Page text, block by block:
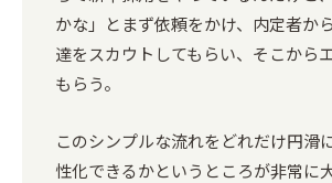
かな」とまず依頼をかけ、内定者か
達をスカウトしてもらい、そこから
もらう。
このシンプルな流れをどれだけ円滑
性化できるかというところが非常に